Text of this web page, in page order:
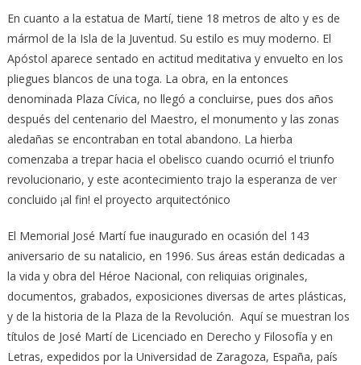
En cuanto a la estatua de Martí, tiene 18 metros de alto y es de
mármol de la Isla de la Juventud. Su estilo es muy moderno. El
Apóstol aparece sentado en actitud meditativa y envuelto en los
pliegues blancos de una toga. La obra, en la entonces
denominada Plaza Cívica, no llegó a concluirse, pues dos años
después del centenario del Maestro, el monumento y las zonas
aledañas se encontraban en total abandono. La hierba
comenzaba a trepar hacia el obelisco cuando ocurrió el triunfo
revolucionario, y este acontecimiento trajo la esperanza de ver
concluido ¡al fin! el proyecto arquitectónico
El Memorial José Martí fue inaugurado en ocasión del 143
aniversario de su natalicio, en 1996. Sus áreas están dedicadas a
la vida y obra del Héroe Nacional, con reliquias originales,
documentos, grabados, exposiciones diversas de artes plásticas,
y de la historia de la Plaza de la Revolución. Aquí se muestran los
títulos de José Martí de Licenciado en Derecho y Filosofía y en
Letras, expedidos por la Universidad de Zaragoza, España, país